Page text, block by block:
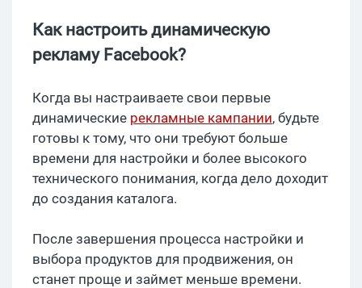
Как настроить динамическую
рекламу Facebook?
Когда вы настраиваете свои первые
динамические рекламные кампании, будьте
готовы к тому, что они требуют больше
времени для настройки и более высокого
технического понимания, когда дело доходит
до создания каталога.
После завершения процесса настройки и
выбора продуктов для продвижения, он
станет проще и займет меньше времени.